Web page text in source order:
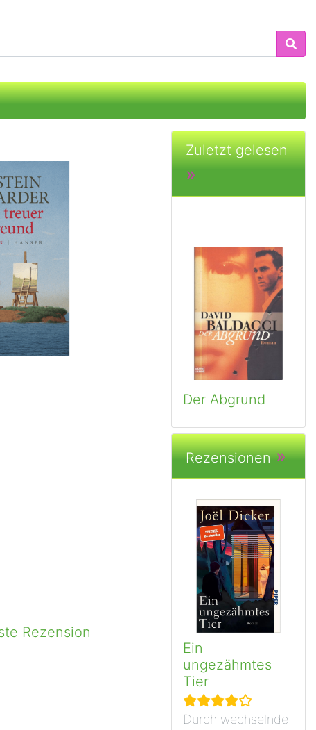
Rezension
Zuletzt gelesen
»
Der Abgrund
Rezensionen»
Ein
ungezähmtes
Tier
Durch wechselnde